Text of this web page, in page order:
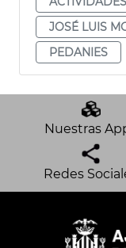
JOSÉ LUIS
PEDANIES
Nuestras
Redes